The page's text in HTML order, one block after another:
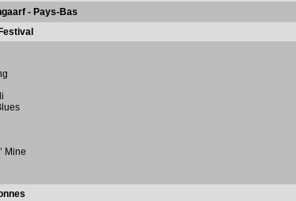
- Pays-Bas
Mine